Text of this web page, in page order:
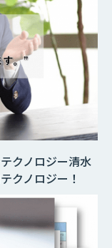
クノロジー清水
クノロジー！